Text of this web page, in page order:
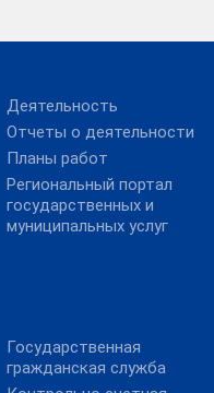
Деятельность
Отчеты о деятельности
Планы работ
Региональный портал
государственных и
муниципальных услуг
Государственная
гражданская служба